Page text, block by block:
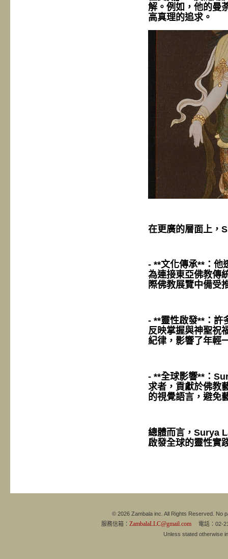
解。例如，他的曼
高真理的追求。
在更廣的層面上，
- **文化傳承**：他
為連接東亞佛教傳
際佛教展覽中備受
- **靈性啟發**：許
反映掌握與神聖祝
紀律，影響了年輕
- **全球影響**：
求者，貢獻於佛教
的視覺語言，避免
總體而言，Surya
啟發全球的靈性實
© 2026 Zambala inc. All Rights Reserved. No
服務信箱： ZambalaLLC@gmail.com 電話：02-
Unless stated